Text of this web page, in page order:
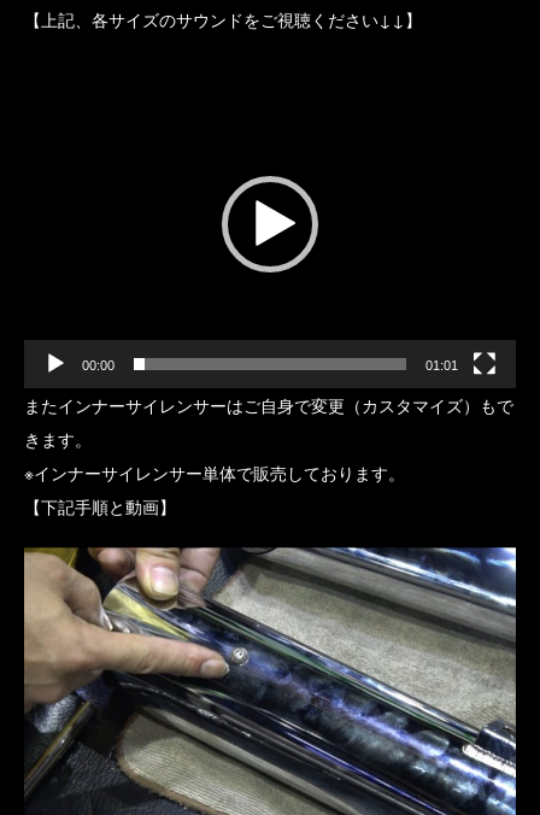
【上記、各サイズのサウンドをご視聴ください↓↓】
00:00 01:01
またインナーサイレンサーはご自身で変更（カスタマイズ）もで
きます。
※インナーサイレンサー単体で販売しております。
【下記手順と動画】